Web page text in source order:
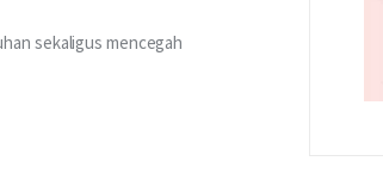
sekaligus mencegah